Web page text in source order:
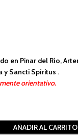
en Pinar del Río,
y Sancti Spíritus .
orientativo.
AÑADIR AL CARRITO